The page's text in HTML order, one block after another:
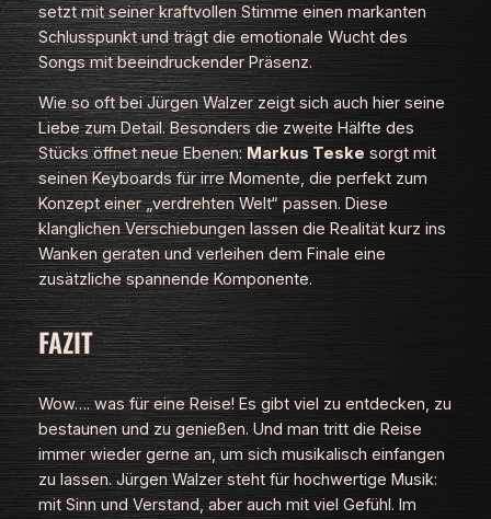
setzt mit seiner kraftvollen Stimme einen markanten
Schlusspunkt und trägt die emotionale Wucht des
Songs mit beeindruckender Präsenz.
Wie so oft bei Jürgen Walzer zeigt sich auch hier seine
Liebe zum Detail. Besonders die zweite Hälfte des
Stücks öffnet neue Ebenen:Markus Teske sorgt mit
seinen Keyboards für irre Momente, die perfekt zum
Konzept einer „verdrehten Welt“ passen. Diese
klanglichen Verschiebungen lassen die Realität kurz ins
Wanken geraten und verleihen dem Finale eine
zusätzliche spannende Komponente.
FAZIT
Wow…. was für eine Reise! Es gibt viel zu entdecken, zu
bestaunen und zu genießen. Und man tritt die Reise
immer wieder gerne an, um sich musikalisch einfangen
zu lassen. Jürgen Walzer steht für hochwertige Musik:
mit Sinn und Verstand, aber auch mit viel Gefühl. Im